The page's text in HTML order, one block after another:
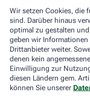
Wir setzen Cookies, die
sind. Darüber hinaus
optimal zu gestalten
geben wir Informationen
Drittanbieter weiter.
denen kein
Einwilligung zur
diesen Ländern gem.
können Sie unserer
Interdentalbürsten
Zahnzwischenraum
Zahnfleischrand
Kontaktstelle.
Verletzungsgefahr
und extrastarken
Das House of